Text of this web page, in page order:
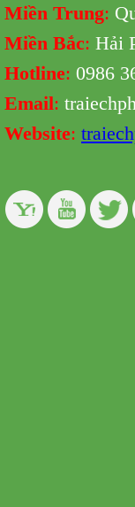
Miền Trung:
Miền Bắc: Hải
Hotline: 0986
Email:
Website: